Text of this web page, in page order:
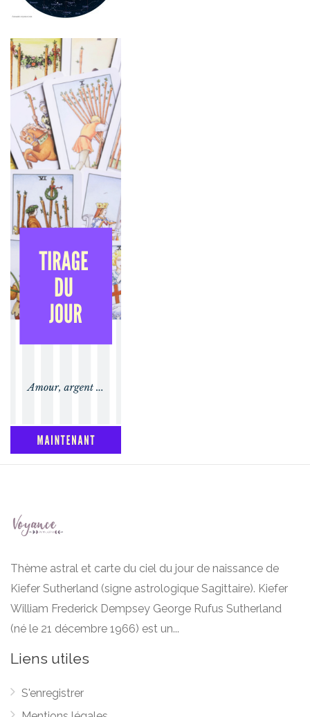
Thème astral et carte du ciel du jour de naissance de
Kiefer Sutherland (signe astrologique Sagittaire). Kiefer
William Frederick Dempsey George Rufus Sutherland
(né le 21 décembre 1966) est un...
Liens utiles
S'enregistrer